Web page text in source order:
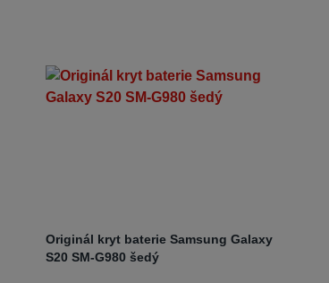
Originál kryt baterie Samsung Galaxy
S20 SM-G980 šedý